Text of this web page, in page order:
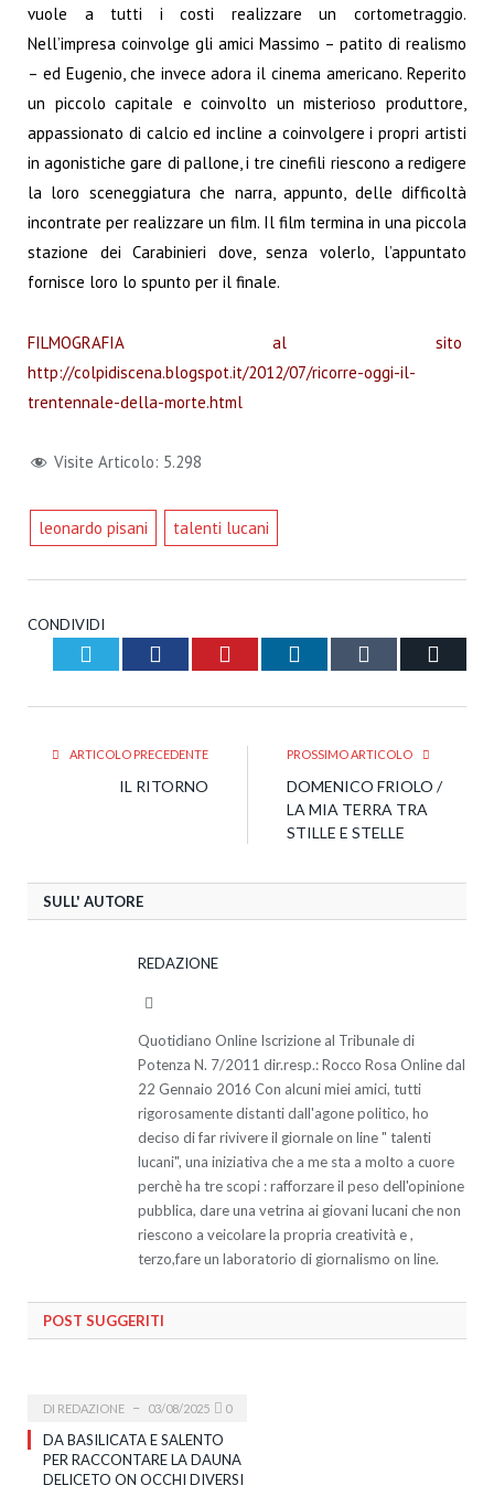
vuole a tutti i costi realizzare un cortometraggio.
Nell’impresa coinvolge gli amici Massimo – patito di realismo
– ed Eugenio, che invece adora il cinema americano. Reperito
un piccolo capitale e coinvolto un misterioso produttore,
appassionato di calcio ed incline a coinvolgere i propri artisti
in agonistiche gare di pallone, i tre cinefili riescono a redigere
la loro sceneggiatura che narra, appunto, delle difficoltà
incontrate per realizzare un film. Il film termina in una piccola
stazione dei Carabinieri dove, senza volerlo, l’appuntato
fornisce loro lo spunto per il finale.
FILMOGRAFIA al sito
http://colpidiscena.blogspot.it/2012/07/ricorre-oggi-il-
trentennale-della-morte.html
Visite Articolo: 5.298
leonardo pisani talenti lucani
CONDIVIDI
Twitter Facebook Pinterest LinkedIn Tumblr
ARTICOLO PRECEDENTE
IL RITORNO
PROSSIMO ARTICOLO
DOMENICO FRIOLO /
LA MIA TERRA TRA
STILLE E STELLE
SULL' AUTORE
REDAZIONE
Quotidiano Online Iscrizione al Tribunale di
Potenza N. 7/2011 dir.resp.: Rocco Rosa Online dal
22 Gennaio 2016 Con alcuni miei amici, tutti
rigorosamente distanti dall'agone politico, ho
deciso di far rivivere il giornale on line " talenti
lucani", una iniziativa che a me sta a molto a cuore
perchè ha tre scopi : rafforzare il peso dell'opinione
pubblica, dare una vetrina ai giovani lucani che non
riescono a veicolare la propria creatività e ,
terzo,fare un laboratorio di giornalismo on line.
POST SUGGERITI
DI REDAZIONE 03/08/2025 0
DA BASILICATA E SALENTO
PER RACCONTARE LA DAUNA
DELICETO ON OCCHI DIVERSI